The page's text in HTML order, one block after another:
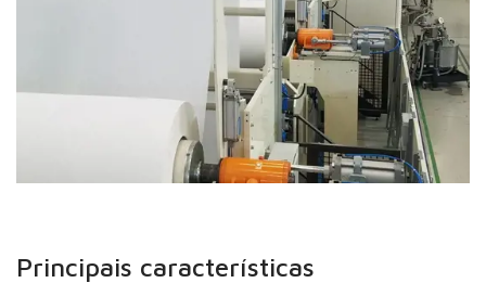
Principais características